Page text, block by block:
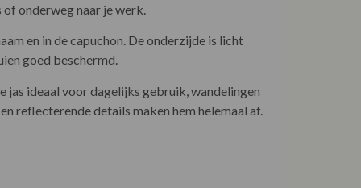
onderweg naar je werk.
en in de capuchon. De onderzijde is licht
goed beschermd.
jas ideaal voor dagelijks gebruik, wandelingen
reflecterende details maken hem helemaal af.